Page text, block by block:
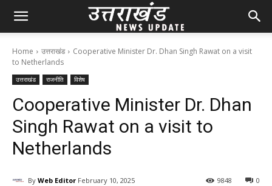
Home उत्तराखंड
Cooperative Minister Dr. Dhan Singh Rawat on a visit
to Netherlands
उत्तराखंड राजनीति विशेष
Cooperative Minister Dr. Dhan
Singh Rawat on a visit to
Netherlands
By Web Editor February 10, 2025 0
9848